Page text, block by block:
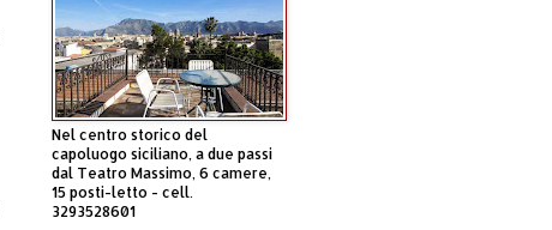
Nel centro storico del
capoluogo siciliano, a due passi
dal Teatro Massimo, 6 camere,
15 posti-letto - cell.
3293528601